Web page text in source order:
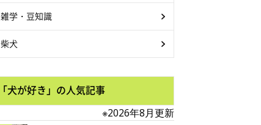
雑学・豆知識
柴犬
「犬が好き」の人気記事
※2026年8月更新